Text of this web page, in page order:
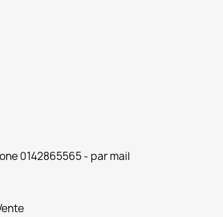
0142865565 - par mail